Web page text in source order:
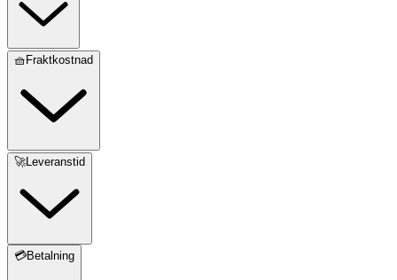
🧺Fraktkostnad
🚀Leveranstid
💳Betalning